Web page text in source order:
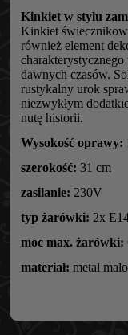
Kinkiet w stylu
Kinkiet
również element
dawnych czasów.
rustykalny urok
niezwykłym
nutę historii.
Wysokość oprawy:
szerokość: 31 cm
zasilanie: 230V
typ żarówki: 2x
moc max. żarówki:
materiał: metal